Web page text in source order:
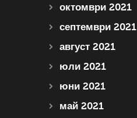
октомври 2021
септември 2021
август 2021
юли 2021
юни 2021
май 2021